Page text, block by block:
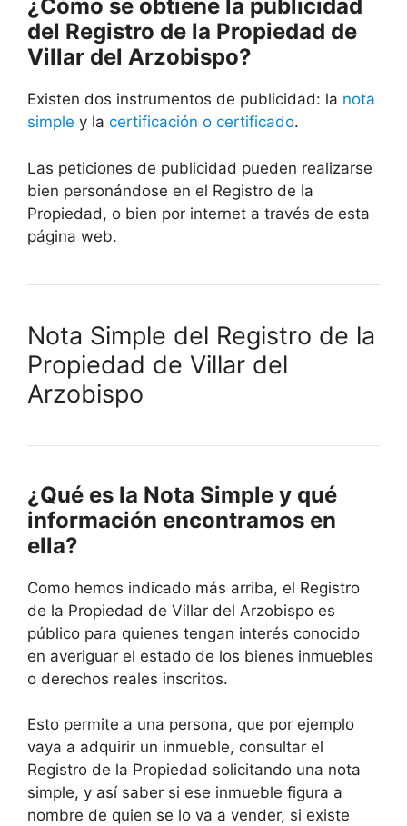
¿Cómo se obtiene la publicidad
del Registro de la Propiedad de
Villar del Arzobispo?
Existen dos instrumentos de publicidad: la nota
simple y la certificación o certificado.
Las peticiones de publicidad pueden realizarse
bien personándose en el Registro de la
Propiedad, o bien por internet a través de esta
página web.
Nota Simple del Registro de la
Propiedad de Villar del
Arzobispo
¿Qué es la Nota Simple y qué
información encontramos en
ella?
Como hemos indicado más arriba, el Registro
de la Propiedad de Villar del Arzobispo es
público para quienes tengan interés conocido
en averiguar el estado de los bienes inmuebles
o derechos reales inscritos.
Esto permite a una persona, que por ejemplo
vaya a adquirir un inmueble, consultar el
Registro de la Propiedad solicitando una nota
simple, y así saber si ese inmueble figura a
nombre de quien se lo va a vender, si existe